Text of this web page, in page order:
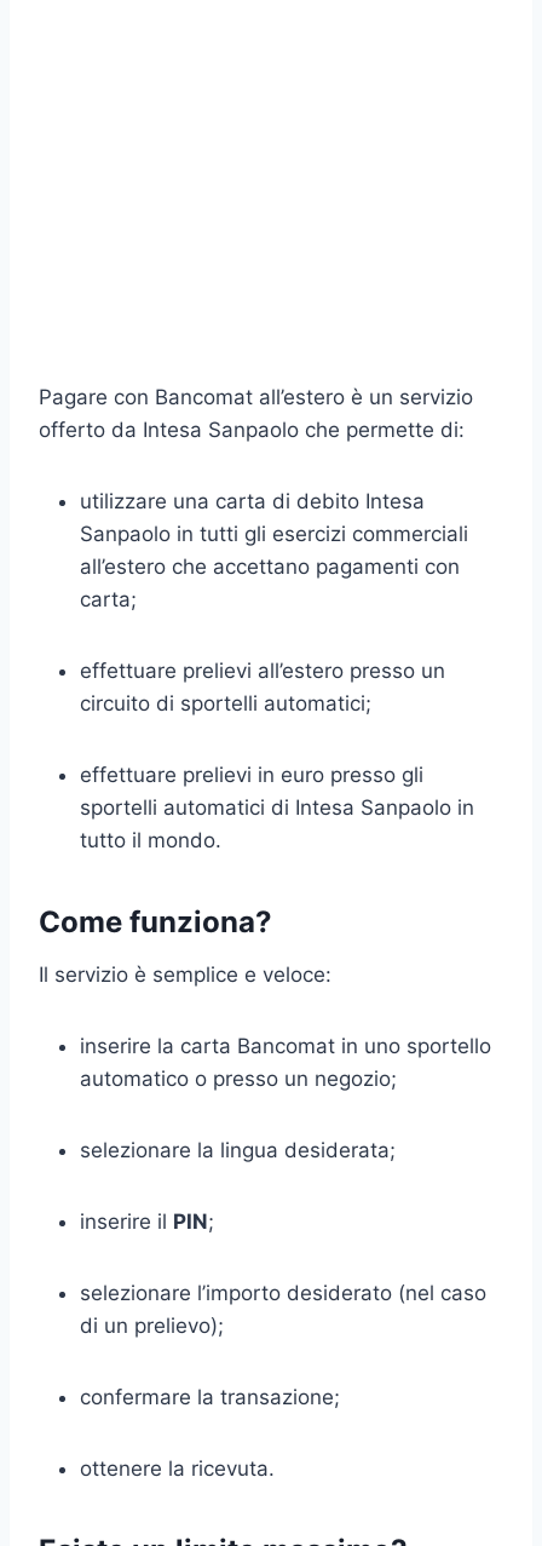
Pagare con Bancomat all’estero è un servizio
offerto da Intesa Sanpaolo che permette di:
utilizzare una carta di debito Intesa
Sanpaolo in tutti gli esercizi commerciali
all’estero che accettano pagamenti con
carta;
effettuare prelievi all’estero presso un
circuito di sportelli automatici;
effettuare prelievi in euro presso gli
sportelli automatici di Intesa Sanpaolo in
tutto il mondo.
Come funziona?
Il servizio è semplice e veloce:
inserire la carta Bancomat in uno sportello
automatico o presso un negozio;
selezionare la lingua desiderata;
inserire il PIN;
selezionare l’importo desiderato (nel caso
di un prelievo);
confermare la transazione;
ottenere la ricevuta.